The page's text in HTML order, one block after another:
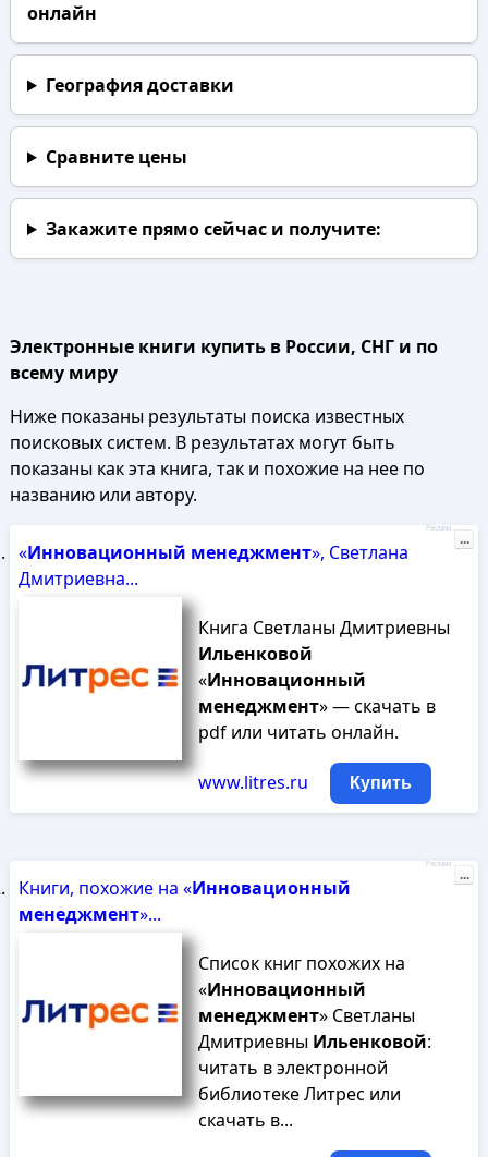
онлайн
География доставки
Сравните цены
Закажите прямо сейчаси получите:
Электронные книги купить в России, СНГ и по
всему миру
Ниже показаны результаты поиска известных
поисковых систем. В результатах могут быть
показаны как эта книга, так и похожие на нее по
названию или автору.
«Инновационный менеджмент», Светлана
Дмитриевна...
Книга Светланы Дмитриевны
Ильенковой
«Инновационный
менеджмент» — скачать в
pdf или читать онлайн.
www.litres.ru Купить
Реклама
...
Книги, похожие на «Инновационный
менеджмент»...
Список книг похожих на
«Инновационный
менеджмент» Светланы
Дмитриевны Ильенковой:
читать в электронной
библиотеке Литрес или
скачать в...
Реклама
...